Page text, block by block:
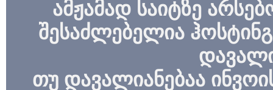
ამჟამად საიტზე
შესაძლებელია
თუ დავალიანებაა